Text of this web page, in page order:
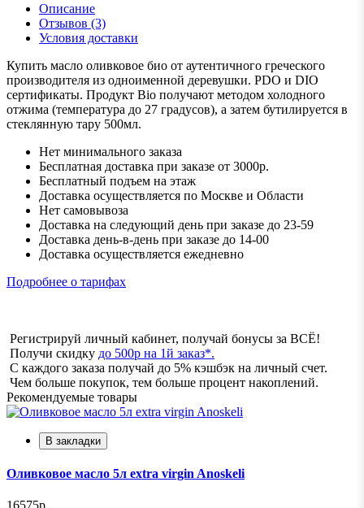
Описание
Отзывов (3)
Условия доставки
Купить масло оливковое био от аутентичного греческого
производителя из одноименной деревушки. PDO и DIO
сертификаты. Продукт Bio получают методом холодного
отжима (температура до 27 градусов), а затем бутилируется в
стеклянную тару 500мл.
Нет минимального заказа
Бесплатная доставка при заказе от 3000р.
Бесплатный подъем на этаж
Доставка осуществляется по Москве и Области
Нет самовывоза
Доставка на следующий день при заказе до 23-59
Доставка день-в-день при заказе до 14-00
Доставка осуществляется ежедневно
Подробнее о тарифах
Регистрируй личный кабинет, получай бонусы за ВСЁ!
Получи скидку до 500р на 1й заказ*.
С каждого заказа получай до 5% кэшбэк на личный счет.
Чем больше покупок, тем больше процент накоплений.
Рекомендуемые товары
В закладки
Оливковое масло 5л extra virgin Anoskeli